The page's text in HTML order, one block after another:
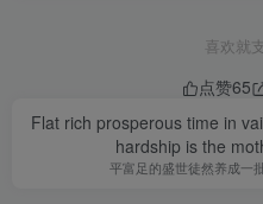
喜欢就
点赞65
Flat rich prosperous time in
hardship is the
平富足的盛世徒然养成一